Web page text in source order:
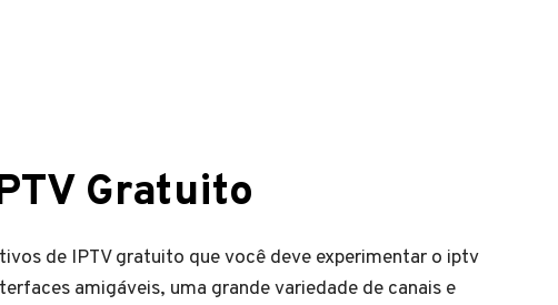
Gratuito
de IPTV gratuito que você deve experimentar o iptv
amigáveis, uma grande variedade de canais e